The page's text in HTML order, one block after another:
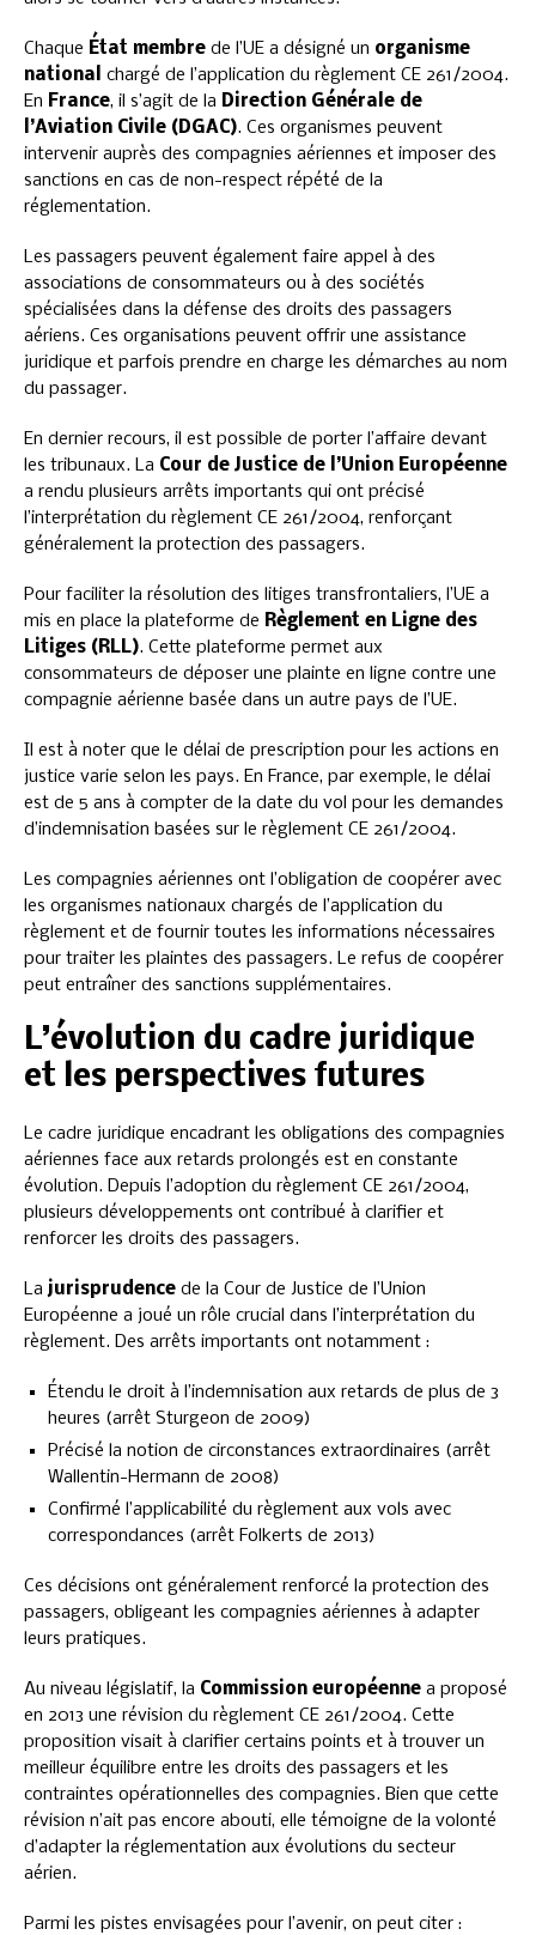
Chaque État membre de l’UE a désigné un organisme
national
chargé de l’application du règlement CE 261/2004.
En France, il s’agit de la Direction Générale de
l’Aviation Civile (DGAC). Ces organismes peuvent
intervenir auprès des compagnies aériennes et imposer des
sanctions en cas de non-respect répété de la
réglementation.
Les passagers peuvent également faire appel à des
associations de consommateurs ou à des sociétés
spécialisées dans la défense des droits des passagers
aériens. Ces organisations peuvent offrir une assistance
juridique et parfois prendre en charge les démarches au nom
du passager.
En dernier recours, il est possible de porter l’affaire devant
les tribunaux. La Cour de Justice de l’Union Européenne
a rendu plusieurs arrêts importants qui ont précisé
l’interprétation du règlement CE 261/2004, renforçant
généralement la protection des passagers.
Pour faciliter la résolution des litiges transfrontaliers, l’UE a
mis en place la plateforme de Règlement en Ligne des
Litiges (RLL). Cette plateforme permet aux
consommateurs de déposer une plainte en ligne contre une
compagnie aérienne basée dans un autre pays de l’UE.
Il est à noter que le délai de prescription pour les actions en
justice varie selon les pays. En France, par exemple, le délai
est de 5 ans à compter de la date du vol pour les demandes
d’indemnisation basées sur le règlement CE 261/2004.
Les compagnies aériennes ont l’obligation de coopérer avec
les organismes nationaux chargés de l’application du
règlement et de fournir toutes les informations nécessaires
pour traiter les plaintes des passagers. Le refus de coopérer
peut entraîner des sanctions supplémentaires.
L’évolution du cadre juridique
et les perspectives futures
Le cadre juridique encadrant les obligations des compagnies
aériennes face aux retards prolongés est en constante
évolution. Depuis l’adoption du règlement CE 261/2004,
plusieurs développements ont contribué à clarifier et
renforcer les droits des passagers.
La jurisprudence de la Cour de Justice de l’Union
Européenne a joué un rôle crucial dans l’interprétation du
règlement. Des arrêts importants ont notamment :
Étendu le droit à l’indemnisation aux retards de plus de 3
heures (arrêt Sturgeon de 2009)
Précisé la notion de circonstances extraordinaires (arrêt
Wallentin-Hermann de 2008)
Confirmé l’applicabilité du règlement aux vols avec
correspondances (arrêt Folkerts de 2013)
Ces décisions ont généralement renforcé la protection des
passagers, obligeant les compagnies aériennes à adapter
leurs pratiques.
Au niveau législatif, la Commission européenne a proposé
en 2013 une révision du règlement CE 261/2004. Cette
proposition visait à clarifier certains points et à trouver un
meilleur équilibre entre les droits des passagers et les
contraintes opérationnelles des compagnies. Bien que cette
révision n’ait pas encore abouti, elle témoigne de la volonté
d’adapter la réglementation aux évolutions du secteur
aérien.
Parmi les pistes envisagées pour l’avenir, on peut citer :